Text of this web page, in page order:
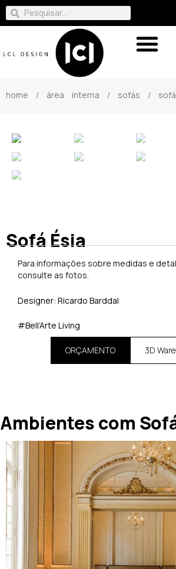
home / área interna / sofás /
Sofá Ésia
Para informações sobre medidas e
consulte as fotos.
Designer: Ricardo Barddal
#Bell’Arte Living
ORÇAMENTO 3D
Ambientes com